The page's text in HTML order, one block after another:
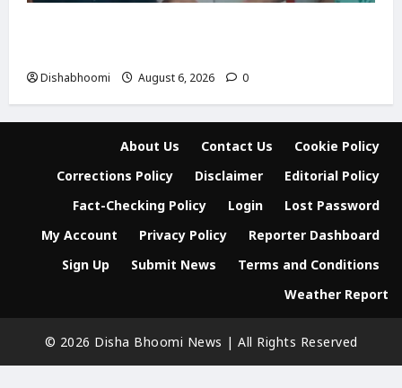
Dishabhoomi August 6, 2026 0
About Us Contact Us
Cookie Policy
Corrections Policy
Disclaimer
Editorial Policy
Fact-Checking Policy
Login
Lost Password
My Account
Privacy Policy
Reporter Dashboard
Sign Up
Submit News
Terms and Conditions
Weather Report